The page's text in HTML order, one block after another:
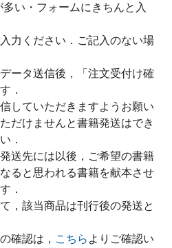
い・フォームにきちんと入
力ください．ご記入のない場
ータ送信後，「注文受付け確
．
していただきますようお願い
だけませんと書籍発送はでき
．
送先には以後，ご希望の書籍
ると思われる書籍を献本させ
．
，該当商品は刊行後の発送と
確認は， こちら よりご確認い